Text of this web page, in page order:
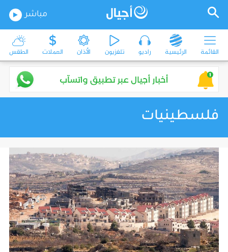
مباشر
القائمة الرئيسية راديو تلفزيون الأذان العملات الطقس
فلسطينيات